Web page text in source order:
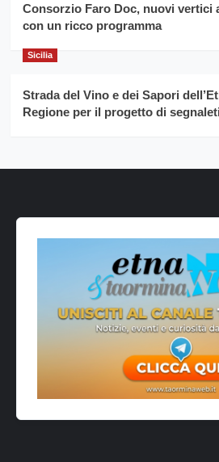
Consorzio Faro Doc, nuovi vertici
con un ricco programma
Sicilia
Strada del Vino e dei Sapori
Regione per il progetto di